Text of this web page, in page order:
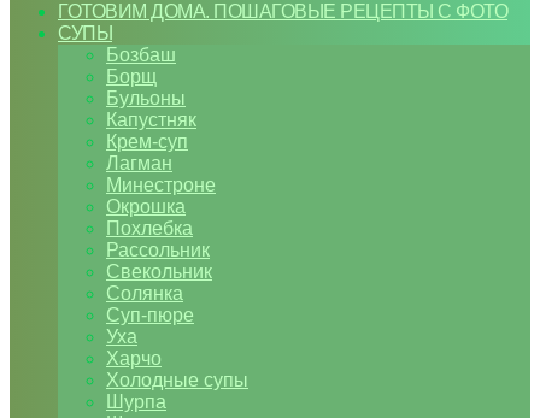
ГОТОВИМ ДОМА. ПОШАГОВЫЕ РЕЦЕПТЫ С ФОТО
СУПЫ
Бозбаш
Борщ
Бульоны
Капустняк
Крем-суп
Лагман
Минестроне
Окрошка
Похлебка
Рассольник
Свекольник
Солянка
Суп-пюре
Уха
Харчо
Холодные супы
Шурпа